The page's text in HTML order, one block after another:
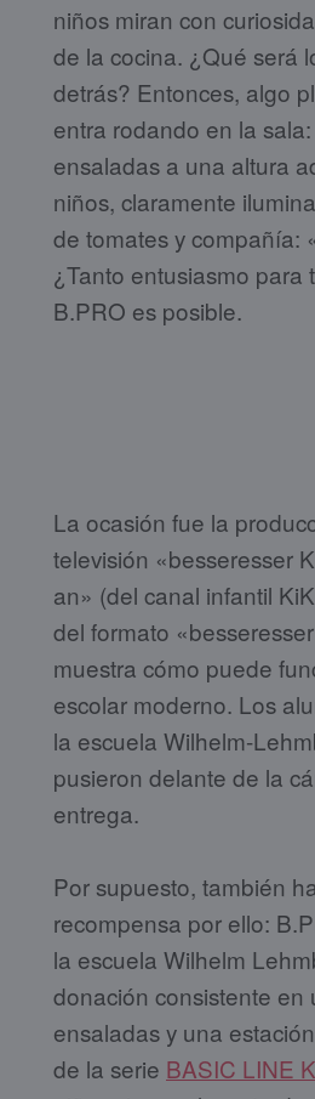
niños miran con
de la cocina. ¿Qué será
detrás? Entonces, algo
entra rodando en la
ensaladas a una altura
niños, claramente
de tomates y compañía:
¿Tanto entusiasmo para
B.PRO es posible.
La ocasión fue la
televisión «besseresser
an» (del canal infantil
del formato
muestra cómo puede
escolar moderno. Los
la escuela Wilhelm-
pusieron delante de la
entrega.
Por supuesto, también
recompensa por ello:
la escuela Wilhelm
donación consistente en
ensaladas y una
de la serie BASIC LINE